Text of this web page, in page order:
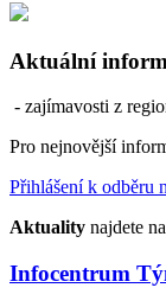
Aktuální
- zajímavosti z
Pro nejnovější
Přihlášení k odběru
Aktuality najdete
Infocentrum